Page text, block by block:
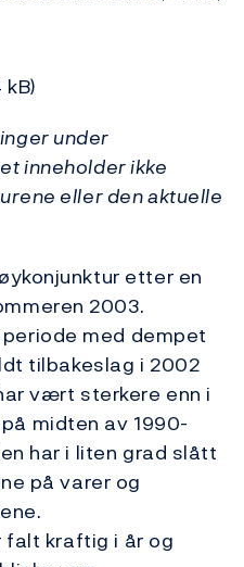
kB)
under
inneholder ikke
eller den aktuelle
etter en
2003.
med dempet
tilbakeslag i 2002
vært sterkere enn i
midten av 1990-
har i liten grad slått
på varer og
kraftig i år og